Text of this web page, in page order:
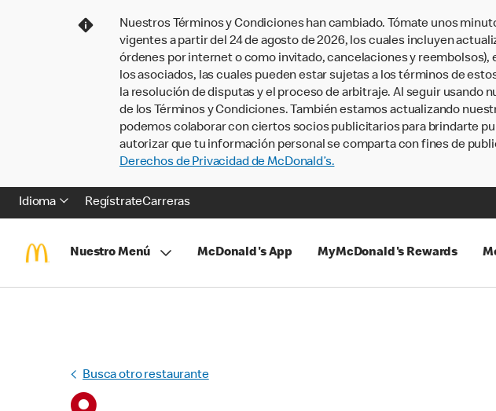
Nuestros Términos y Condiciones han cambiado. Tómate unos
vigentes a partir del 24 de agosto de 2026, los cuales incluyen
órdenes por internet o como invitado, cancelaciones y reembolsos),
los asociados, las cuales pueden estar sujetas a los términos de
la resolución de disputas y el proceso de arbitraje. Al seguir usando
de los Términos y Condiciones. También estamos actualizando
podemos colaborar con ciertos socios publicitarios para brindarte
autorizar que tu información personal se comparta con fines de
Derechos de Privacidad de McDonald’s.
Idioma RegístrateCarreras
Nuestro Menú McDonald's App MyMcDonald's Rewards
Busca otro restaurante